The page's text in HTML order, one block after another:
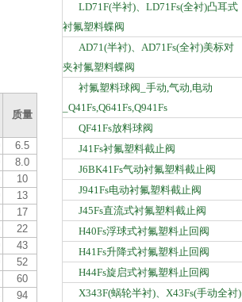
质量
6.5
8.0
10
13
17
22
43
52
60
94
LD71F(半衬)、LD71Fs(全衬)凸耳式
衬氟塑料蝶阀
AD71(半衬)、AD71Fs(全衬)美标对
夹衬氟塑料蝶阀
衬氟塑料球阀_手动,气动,电动
_Q41Fs,Q641Fs,Q941Fs
QF41Fs放料球阀
J41Fs衬氟塑料截止阀
J6BK41Fs气动衬氟塑料截止阀
J941Fs电动衬氟塑料截止阀
J45Fs直流式衬氟塑料截止阀
H40Fs浮球式衬氟塑料止回阀
H41Fs升降式衬氟塑料止回阀
H44Fs旋启式衬氟塑料止回阀
X343F(蜗轮半衬)、X43Fs(手动全衬)